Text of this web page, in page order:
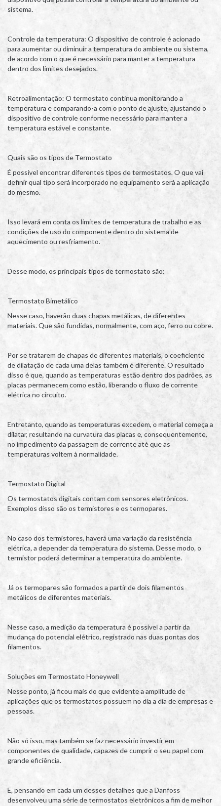
sistema.
Controle da temperatura: O dispositivo de controle é acionado
para aumentar ou diminuir a temperatura do ambiente ou sistema,
de acordo com o que é necessário para manter a temperatura
dentro dos limites desejados.
Retroalimentação: O termostato continua monitorando a
temperatura e comparando-a com o ponto de ajuste, ajustando o
dispositivo de controle conforme necessário para manter a
temperatura estável e constante.
Quais são os tipos de Termostato
É possível encontrar diferentes tipos de termostatos. O que vai
definir qual tipo será incorporado no equipamento será a aplicação
do mesmo.
Isso levará em conta os limites de temperatura de trabalho e as
condições de uso do componente dentro do sistema de
aquecimento ou resfriamento.
Desse modo, os principais tipos de termostato são:
Termostato Bimetálico
Nesse caso, haverão duas chapas metálicas, de diferentes
materiais. Que são fundidas, normalmente, com aço, ferro ou cobre.
Por se tratarem de chapas de diferentes materiais, o coeficiente
de dilatação de cada uma delas também é diferente. O resultado
disso é que, quando as temperaturas estão dentro dos padrões, as
placas permanecem como estão, liberando o fluxo de corrente
elétrica no circuito.
Entretanto, quando as temperaturas excedem, o material começa a
dilatar, resultando na curvatura das placas e, consequentemente,
no impedimento da passagem de corrente até que as
temperaturas voltem à normalidade.
Termostato Digital
Os termostatos digitais contam com sensores eletrônicos.
Exemplos disso são os termistores e os termopares.
No caso dos termistores, haverá uma variação da resistência
elétrica, a depender da temperatura do sistema. Desse modo, o
termistor poderá determinar a temperatura do ambiente.
Já os termopares são formados a partir de dois filamentos
metálicos de diferentes materiais.
Nesse caso, a medição da temperatura é possível a partir da
mudança do potencial elétrico, registrado nas duas pontas dos
filamentos.
Soluções em Termostato Honeywell
Nesse ponto, já ficou mais do que evidente a amplitude de
aplicações que os termostatos possuem no dia a dia de empresas e
pessoas.
Não só isso, mas também se faz necessário investir em
componentes de qualidade, capazes de cumprir o seu papel com
grande eficiência.
E, pensando em cada um desses detalhes que a Danfoss
desenvolveu uma série de termostatos eletrônicos a fim de melhor